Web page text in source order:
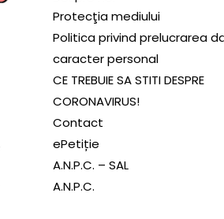
Protecţia mediului
Politica privind prelucrarea
caracter personal
CE TREBUIE SA STITI DESPRE
CORONAVIRUS!
Contact
ePetiție
A.N.P.C. – SAL
A.N.P.C.